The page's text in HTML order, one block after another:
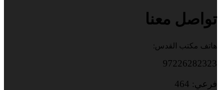
تواصل معنا
هاتف مكتب القدس:
97226282323
فرعي: 464